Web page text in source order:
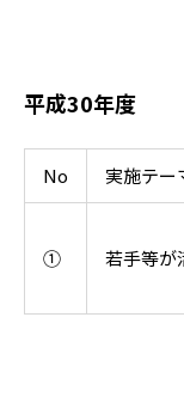
平成30年度
No 実施テー
① 若手等が